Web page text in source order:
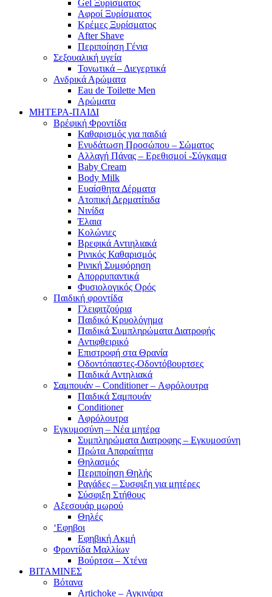
Gel Ξυρίσματος
Αφροί Ξυρίσματος
Κρέμες Ξυρίσματος
After Shave
Περιποίηση Γένια
Σεξουαλική υγεία
Τονωτικά – Διεγερτικά
Ανδρικά Αρώματα
Eau de Toilette Men
Αρώματα
ΜΗΤΕΡΑ-ΠΑΙΔΙ
Βρέφική Φροντίδα
Καθαρισμός για παιδιά
Ενυδάτωση Προσώπου – Σώματος
Αλλαγή Πάνας – Ερεθισμοί -Σύγκαμα
Baby Cream
Body Milk
Ευαίσθητα Δέρματα
Ατοπική Δερματίτιδα
Νινίδα
Έλαια
Κολώνιες
Βρεφικά Αντιηλιακά
Ρινικός Καθαρισμός
Ρινική Συμφόρηση
Απορρυπαντικά
Φυσιολογικός Ορός
Παιδική φροντίδα
Γλειφιτζούρια
Παιδικό Κρυολόγημα
Παιδικά Συμπληρώματα Διατροφής
Αντιφθειρικό
Επιστροφή στα Θρανία
Οδοντόπαστες-Οδοντόβουρτσες
Παιδικά Αντηλιακά
Σαμπουάν – Conditioner – Αφρόλουτρα
Παιδικά Σαμπουάν
Conditioner
Αφρόλουτρα
Εγκυμοσύνη – Νέα μητέρα
Συμπληρώματα Διατροφης – Εγκυμοσύνη
Πρώτα Απαραίτητα
Θηλασμός
Περιποίηση Θηλής
Ραγάδες – Συσφιξη για μητέρες
Σύσφιξη Στήθους
Αξεσουάρ μωρού
Θηλές
‘Εφηβοι
Εφηβική Ακμή
Φροντίδα Μαλλίων
Βούρτσα – Χτένα
ΒΙΤΑΜΙΝΕΣ
Βότανα
Artichoke – Αγκινάρα